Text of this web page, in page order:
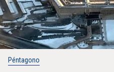
Péntagono